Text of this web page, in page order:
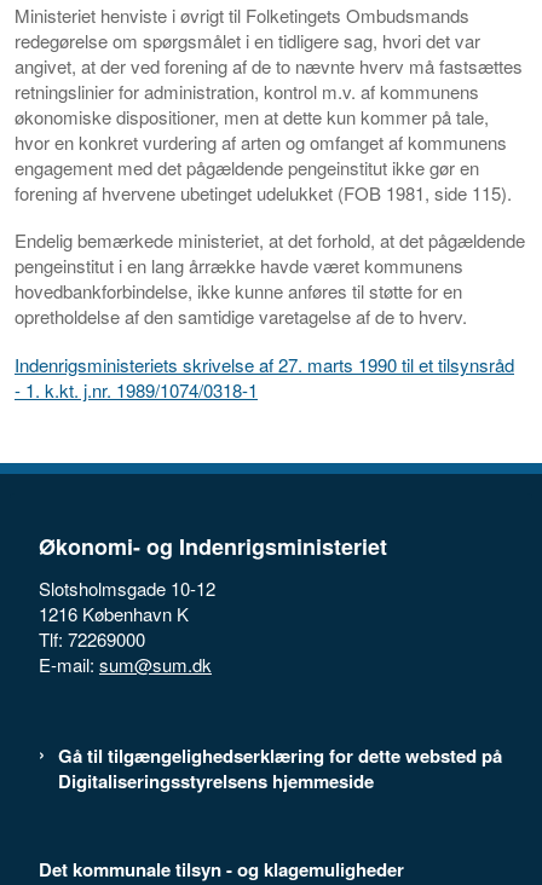
Ministeriet henviste i øvrigt til Folketingets Ombudsmands
redegørelse om spørgsmålet i en tidligere sag, hvori det var
angivet, at der ved forening af de to nævnte hverv må fastsættes
retningslinier for administration, kontrol m.v. af kommunens
økonomiske dispositioner, men at dette kun kommer på tale,
hvor en konkret vurdering af arten og omfanget af kommunens
engagement med det pågældende pengeinstitut ikke gør en
forening af hvervene ubetinget udelukket (FOB 1981, side 115).
Endelig bemærkede ministeriet, at det forhold, at det pågældende
pengeinstitut i en lang årrække havde været kommunens
hovedbankforbindelse, ikke kunne anføres til støtte for en
opretholdelse af den samtidige varetagelse af de to hverv.
Indenrigsministeriets skrivelse af 27. marts 1990 til et tilsynsråd
- 1. k.kt. j.nr. 1989/1074/0318-1
Økonomi- og Indenrigsministeriet
Slotsholmsgade 10-12
1216 København K
Tlf: 72269000
E-mail: sum@sum.dk
Gå til tilgængelighedserklæring for dette websted på
Digitaliseringsstyrelsens hjemmeside
Det kommunale tilsyn - og klagemuligheder